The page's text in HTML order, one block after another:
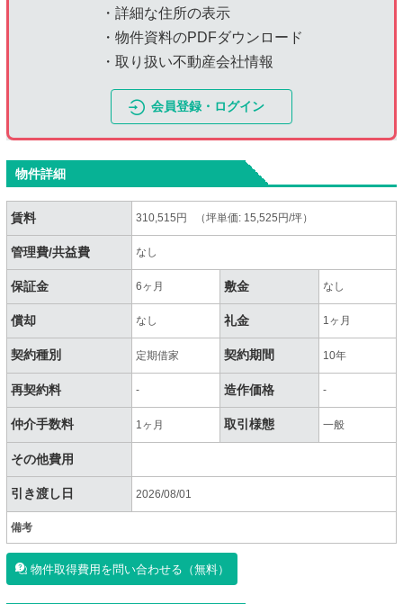
・詳細な住所の表示
・物件資料のPDFダウンロード
・取り扱い不動産会社情報
会員登録・ログイン
物件詳細
賃料 310,515円 （坪単価: 15,525円/坪）
管理費/共益費 なし
保証金 6ヶ月 敷金 なし
償却 なし 礼金 1ヶ月
契約種別 定期借家 契約期間 10年
再契約料 - 造作価格 -
仲介手数料 1ヶ月 取引様態 一般
その他費用
引き渡し日 2026/08/01
備考
物件取得費用を問い合わせる（無料）